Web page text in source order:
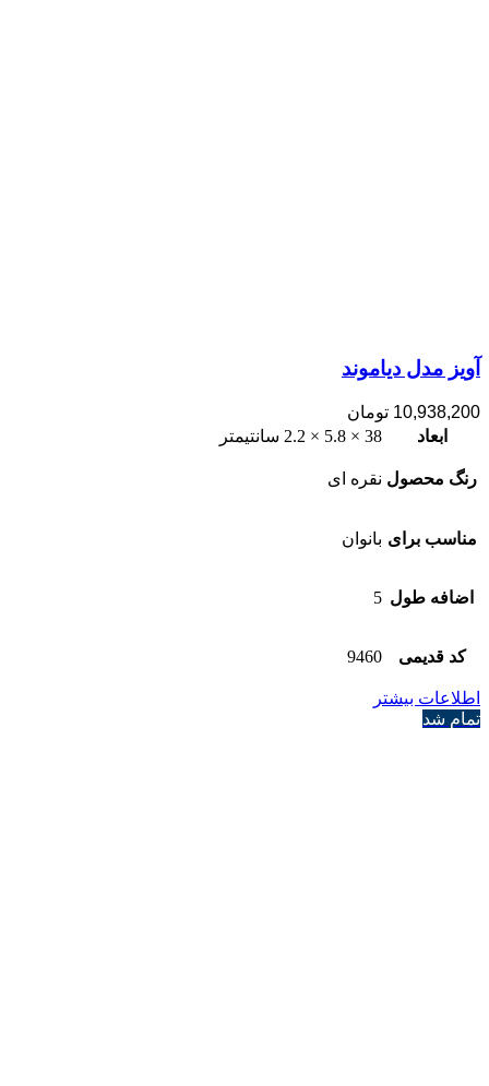
آویز مدل دیاموند
10,938,200 تومان
ابعاد
38 × 5.8 × 2.2 سانتیمتر
رنگ محصول نقره ای
مناسب برای بانوان
اضافه طول 5
کد قدیمی 9460
اطلاعات بیشتر
تمام شد